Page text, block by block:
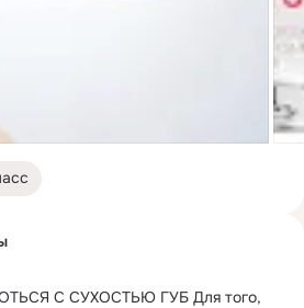
С СУХОСТЬЮ ГУБ Для того,